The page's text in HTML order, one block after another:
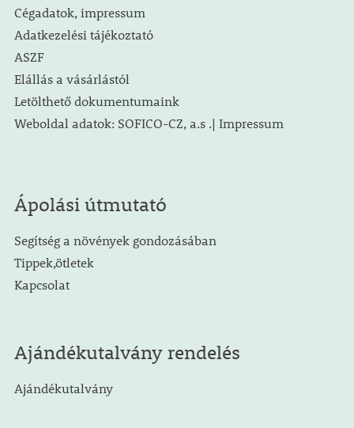
Cégadatok, impressum
Adatkezelési tájékoztató
ASZF
Elállás a vásárlástól
Letölthető dokumentumaink
Weboldal adatok: SOFICO-CZ, a.s .| Impressum
Ápolási útmutató
Segítség a növények gondozásában
Tippek,ötletek
Kapcsolat
Ajándékutalvány rendelés
Ajándékutalvány